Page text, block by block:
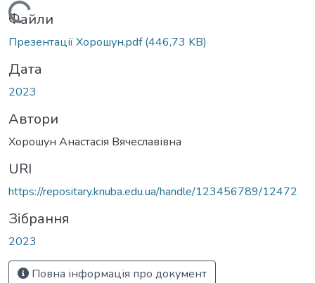
Вантажиться...
Файли
Презентації Хорошун.pdf(446,73 KB)
Дата
2023
Автори
Хорошун Анастасія Вячеславівна
URI
https://repositary.knuba.edu.ua/handle/123456789/12472
Зібрання
2023
Повна інформація про документ